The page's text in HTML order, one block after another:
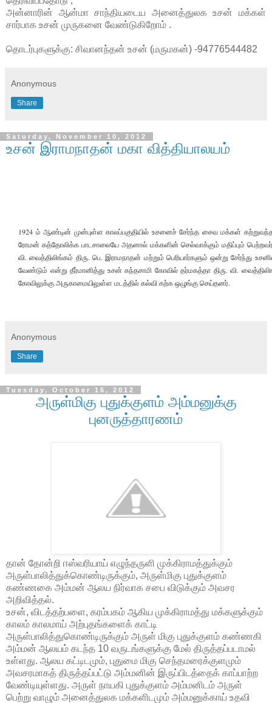
அன்னாரின் ஆன்மா சாந்தியடைய அனைத்துலக உசன் மக்கள்
சார்பாக உசன் முருகனை வேண்டுகிறோம் .
தொடர்புகளுக்கு: சிவானந்தன் உசன் (மருமகன்) -94776544482
Anonymous
Share
Saturday, November 10, 2012
உசன் இராமநாதன் மகா வித்தியாலயம்
1924 ம் ஆண்டின் முன்புள்ள காலப்பகுதியில் உசனைச் சேர்ந்த சைவ மக்கள் கற்றுவந்த
ரோமன் கத்தோலிக்க பாடசாலையே அதனால் மக்களின் செல்வாக்கும் மதிப்பும்
வி. வைத்திலிங்கம் திரு. பெ. இராமநாதன் மற்றும் பெரியார்களும் ஒன்று சேர்ந்து
வேண்டும் என்று தீர்மானித்து உசன் கந்தசாமி கோவில் தர்மகத்தா திரு. வி.
கோவிலுக்கு அருகாமையிலுள்ள மடத்தில் கல்வி கற்க ஒழுங்கு செய்தனர்.
Anonymous
Share
Tuesday, October 16, 2012
அருள்மிகு புதுக்குளம் அம்மனுக்கு
புனருத்தாரணம்
தான் தோன்றி ஈஸ்வரியாய் எழுந்தருளி முக்கிராமத்துக்கும்
அருள்பாலித்துக்கொண்டிருக்கும், அருள்மிகு புதுக்குளம்
கண்ணகை அம்மன் ஆலய நிர்வாக சபை விடுக்கும் அவசர
அறிவித்தல்.
உசன், விடத்தற்பளை, கரம்பகம் ஆகிய முக்கிராமத்து மக்களுக்கும்
காலம் காலமாய் அற்புதங்களைக் காட்டி
அருள்பாலித்துகொண்டிருக்கும் அருள் மிகு புதுக்குளம் கண்ணகி
அம்மன் ஆலயம் கடந்த 10 வருடங்களுக்கு மேல் திருத்தப்படாமல்
உள்ளது. ஆலய கட்டிடமும், புதுமை மிகு செந்தமரைக்குளமும்
அவசரமாகத் திருத்தப்பட்டு அம்மனின் இருப்பிடத்தைக் காப்பாற்ற
வேண்டியுள்ளது. அருள் நாயகி புதுக்குளம் அம்மனிடம் அருள்
பெற்று வாழும் அனைத்துலக மக்களிடமும் அம்மனுக்காய் உதவி